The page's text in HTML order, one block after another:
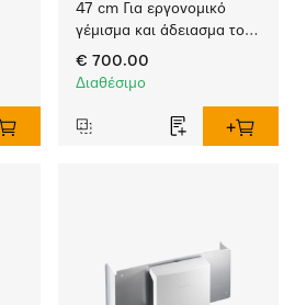
47 cm Για εργονομικό
γέμισμα και άδειασμα του
πλυντηρίου ρούχων και
του στεγνωτηρίου.
€ 700.00
Διαθέσιμο